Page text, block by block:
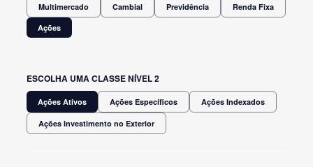
Multimercado Cambial Previdência
Renda Fixa
Ações
ESCOLHA UMA CLASSE NÍVEL 2
Ações Ativos Ações Específicos Ações Indexados
Ações Investimento no Exterior